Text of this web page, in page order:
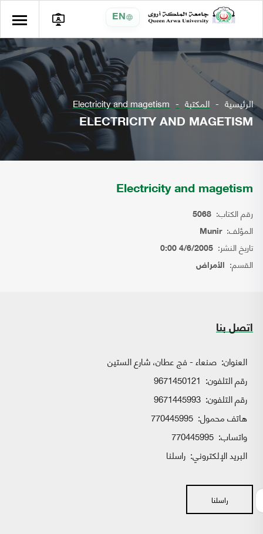
EN
الرئيسية المكتبة Electricity and magetism
ELECTRICITY AND MAGETISM
Electricity and magetism
رقم الكتاب: 5068
المؤلف:Munir
تاريخ النشر: 4/6/2005 0:00
القسم: الأمراض
اتصل بنا
العنوان: صنعاء - فج عطان، شارع الستين
رقم التلفون: 9671450121
رقم التلفون: 9671445993
هاتف محمول: 770445995
واتساب:
البريد الإلكتروني: راسلنا
راسلنا